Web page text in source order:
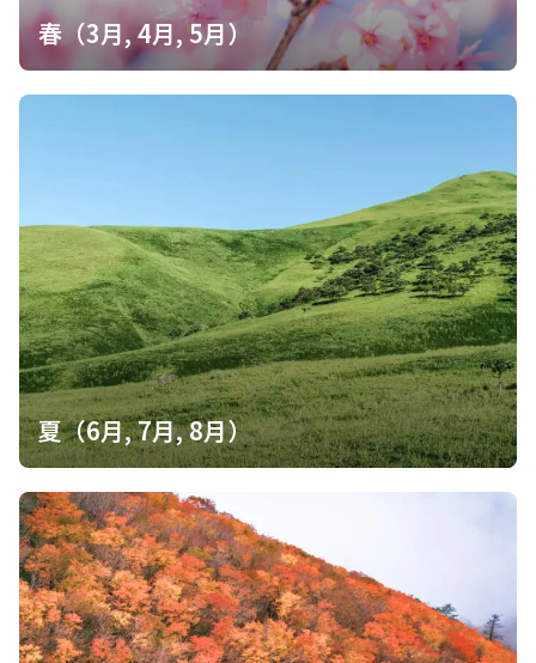
春（3月, 4月, 5月）
夏（6月, 7月, 8月）